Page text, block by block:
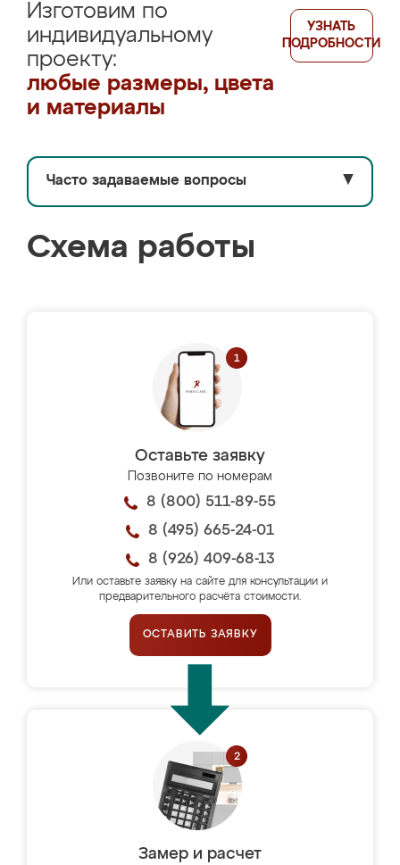
Изготовим по
индивидуальному
проекту:
любые размеры, цвета
и материалы
УЗНАТЬ
ПОДРОБНОСТИ
Часто задаваемые вопросы ▼
Схема работы
Оставьте заявку
Позвоните по номерам
8 (800) 511-89-55
8 (495) 665-24-01
8 (926) 409-68-13
Или оставьте заявку на сайте для консультации и
предварительного расчёта стоимости.
ОСТАВИТЬ ЗАЯВКУ
Замер и расчет